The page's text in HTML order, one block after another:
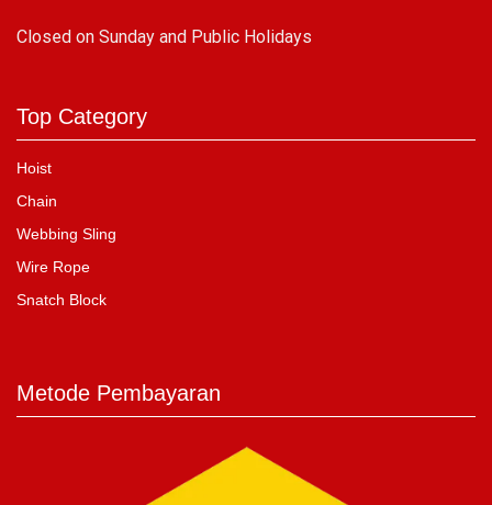
Closed on Sunday and Public Holidays
Top Category
Hoist
Chain
Webbing Sling
Wire Rope
Snatch Block
Metode Pembayaran